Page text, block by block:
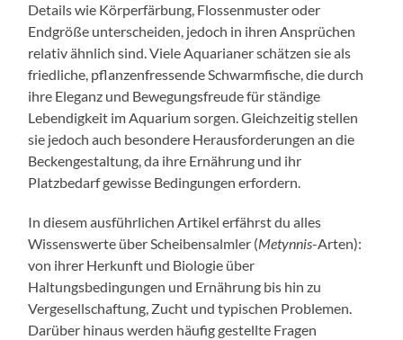
Details wie Körperfärbung, Flossenmuster oder
Endgröße unterscheiden, jedoch in ihren Ansprüchen
relativ ähnlich sind. Viele Aquarianer schätzen sie als
friedliche, pflanzenfressende Schwarmfische, die durch
ihre Eleganz und Bewegungsfreude für ständige
Lebendigkeit im Aquarium sorgen. Gleichzeitig stellen
sie jedoch auch besondere Herausforderungen an die
Beckengestaltung, da ihre Ernährung und ihr
Platzbedarf gewisse Bedingungen erfordern.
In diesem ausführlichen Artikel erfährst du alles
Wissenswerte über Scheibensalmler (Metynnis-Arten):
von ihrer Herkunft und Biologie über
Haltungsbedingungen und Ernährung bis hin zu
Vergesellschaftung, Zucht und typischen Problemen.
Darüber hinaus werden häufig gestellte Fragen